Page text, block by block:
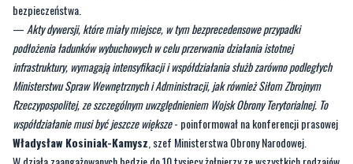
bezpieczeństwa.
— Akty dywersji, które miały miejsce, w tym bezprecedensowe przypadki
podłożenia ładunków wybuchowych w celu przerwania działania istotnej
infrastruktury, wymagają intensyfikacji i współdziałania służb zarówno podległych
Ministerstwu Spraw Wewnętrznych i Administracji, jak również Siłom Zbrojnym
Rzeczypospolitej, ze szczególnym uwzględnieniem Wojsk Obrony Terytorialnej. To
współdziałanie musi być jeszcze większe- poinformował na konferencji prasowej
Władysław Kosiniak-Kamysz , szef Ministerstwa Obrony Narodowej.